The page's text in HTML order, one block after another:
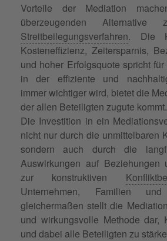
Vorteile der Mediation
überzeugenden Alternative
Streitbeilegungsverfahren. Die
Kosteneffizienz, Zeitersparnis,
und hoher Erfolgsquote spricht
in der effiziente und
immer wichtiger wird, bietet die
der allen Beteiligten zugute kommt.
Die Investition in ein
nicht nur durch die unmittelbaren
sondern auch durch die
Auswirkungen auf
zur konstruktiven
Unternehmen, Familien und
gleichermaßen stellt die
und wirkungsvolle Methode dar,
und dabei alle Beteiligten zu